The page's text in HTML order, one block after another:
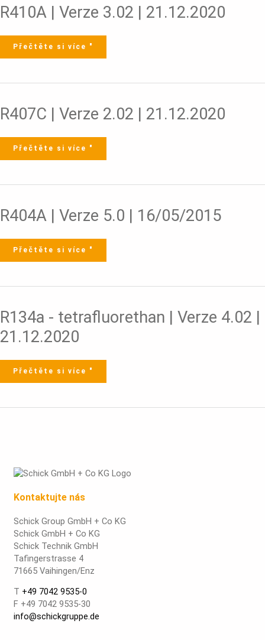
R410A | Verze 3.02 | 21.12.2020
R410A
|
Verze
21.12.2020
Přečtěte si více "
R407C | Verze 2.02 | 21.12.2020
R407C
|
Verze
21.12.2020
Přečtěte si více "
R404A | Verze 5.0 | 16/05/2015
R404A
|
Verze
16/05/2015
Přečtěte si více "
R134a - tetrafluorethan | Verze 4.02 |
21.12.2020
R134a
tetrafluorethan
|
Verze
4.02
Přečtěte si více "
Kontaktujte nás
Schick Group GmbH + Co KG
Schick GmbH + Co KG
Schick Technik GmbH
Tafingerstrasse 4
71665 Vaihingen/Enz
T +49 7042 9535-0
F +49 7042 9535-30
info@schickgruppe.de